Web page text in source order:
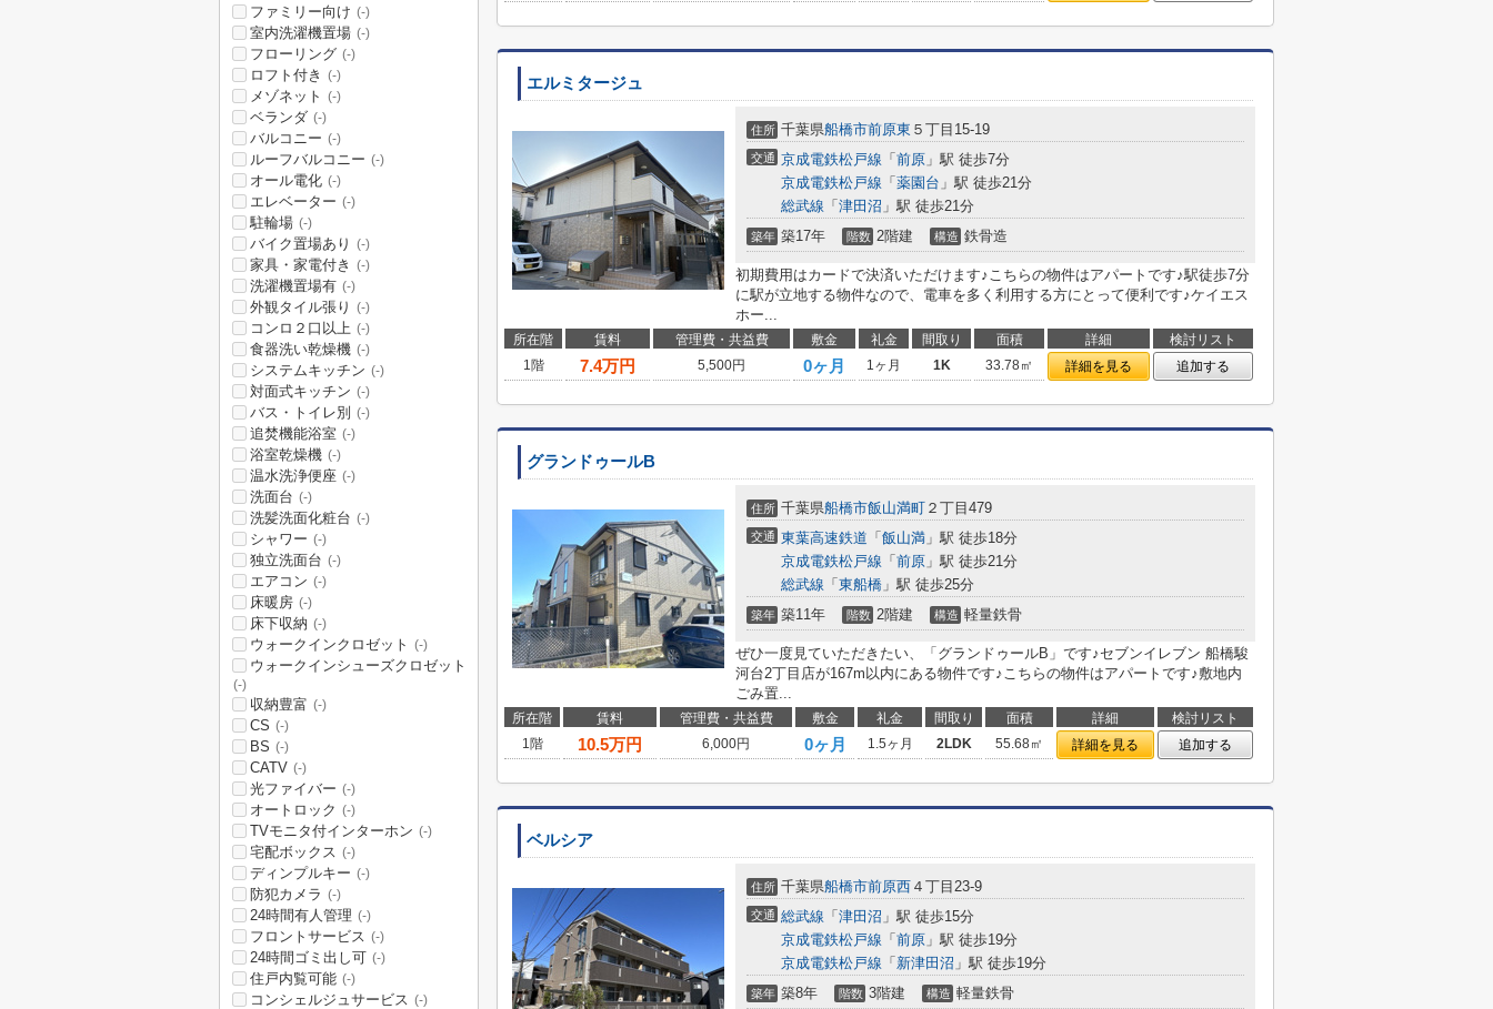
エルミタージュ
住所 千葉県船橋市前原東 ５丁目15-19
交通 京成電鉄松戸線 「 前原 」駅 徒歩7分
京成電鉄松戸線 「 薬園台 」駅 徒歩21分
総武線 「 津田沼 」駅 徒歩21分
築年 築17年 階数 2階建 構造 鉄骨造
初期費用はカードで決済いただけます♪こちらの物件はアパートです♪駅徒歩7分
に駅が立地する物件なので、電車を多く利用する方にとって便利です♪ケイエス
ホー...
所在階 賃料 管理費・共益費 敷金 礼金 間取り 面積 詳細
検討リスト
1階
7.4万円 5,500円 0ヶ月 1ヶ月 1K 33.78㎡ 詳細を見る 追加する
グランドゥールB
住所 千葉県船橋市飯山満町 ２丁目479
交通 東葉高速鉄道 「 飯山満 」駅 徒歩18分
京成電鉄松戸線 「 前原 」駅 徒歩21分
総武線 「 東船橋 」駅 徒歩25分
築年 築11年 階数 2階建 構造 軽量鉄骨
ぜひ一度見ていただきたい、「グランドゥールB」です♪セブンイレブン 船橋駿
河台2丁目店が167m以内にある物件です♪こちらの物件はアパートです♪敷地内
ごみ置...
所在階 賃料 管理費・共益費 敷金 礼金 間取り 面積 詳細
検討リスト
1階
10.5万円 6,000円 0ヶ月 1.5ヶ月 2LDK 55.68㎡ 詳細を見る 追加する
ベルシア
住所 千葉県船橋市前原西 ４丁目23-9
交通 総武線 「 津田沼 」駅 徒歩15分
京成電鉄松戸線 「 前原 」駅 徒歩19分
京成電鉄松戸線 「 新津田沼 」駅 徒歩19分
築年 築8年 階数 3階建 構造 軽量鉄骨
ファミリー向け (-)
室内洗濯機置場 (-)
フローリング (-)
ロフト付き (-)
メゾネット (-)
ベランダ (-)
バルコニー (-)
ルーフバルコニー (-)
オール電化 (-)
エレベーター (-)
駐輪場 (-)
バイク置場あり (-)
家具・家電付き (-)
洗濯機置場有 (-)
外観タイル張り (-)
コンロ２口以上 (-)
食器洗い乾燥機 (-)
システムキッチン (-)
対面式キッチン (-)
バス・トイレ別 (-)
追焚機能浴室 (-)
浴室乾燥機 (-)
温水洗浄便座 (-)
洗面台 (-)
洗髪洗面化粧台 (-)
シャワー (-)
独立洗面台 (-)
エアコン (-)
床暖房 (-)
床下収納 (-)
ウォークインクロゼット (-)
ウォークインシューズクロゼット
(-)
収納豊富 (-)
CS (-)
BS (-)
CATV (-)
光ファイバー (-)
オートロック (-)
TVモニタ付インターホン (-)
宅配ボックス (-)
ディンプルキー (-)
防犯カメラ (-)
24時間有人管理 (-)
フロントサービス (-)
24時間ゴミ出し可 (-)
住戸内覧可能 (-)
コンシェルジュサービス (-)